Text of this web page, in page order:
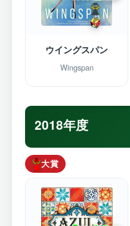
ウイングスパン
Wingspan
2018年度
大賞